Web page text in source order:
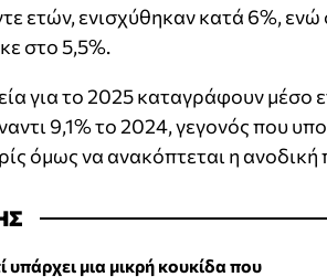
ετών, ενισχύθηκαν κατά 6%,
στο 5,5%.
για το 2025 καταγράφουν μέσο
9,1% το 2024, γεγονός που
όμως να ανακόπτεται η ανοδική
υπάρχει μια μικρή κουκίδα που